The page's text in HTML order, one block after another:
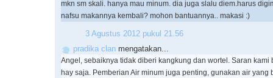
mkn sm skali. hanya mau minum. dia juga slalu diem.harus
nafsu makannya kembali? mohon bantuannya.. makasi :)
3 Agustus 2012 pukul 21.56
pradika clan mengatakan...
Angel, sebaiknya tidak diberi kangkung dan wortel. Saran kami
hay saja. Pemberian Air minum juga penting, gunakan air yang